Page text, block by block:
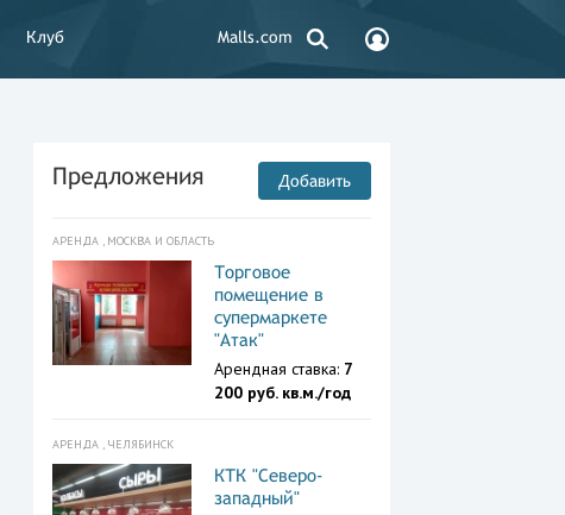
Клуб Malls.com
Предложения Добавить
АРЕНДА , МОСКВА И ОБЛАСТЬ
Торговое
помещение в
супермаркете
"Атак"
Арендная ставка: 7
200 руб. кв.м./год
АРЕНДА , ЧЕЛЯБИНСК
КТК "Северо-
западный"